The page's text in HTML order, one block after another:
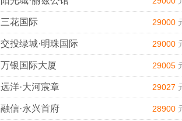
三花国际 29000
交投绿城·明珠国际 29000
万银国际大厦 29005
远洋·大河宸章 29027
融信·永兴首府 28900